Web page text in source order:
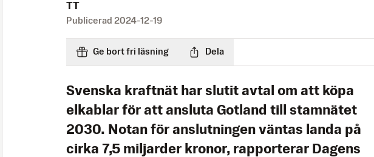
TT
Publicerad 2024-12-19
Ge bort fri läsning Dela
Svenska kraftnät har slutit avtal om att köpa
elkablar för att ansluta Gotland till stamnätet
2030. Notan för anslutningen väntas landa på
cirka 7,5 miljarder kronor, rapporterar Dagens